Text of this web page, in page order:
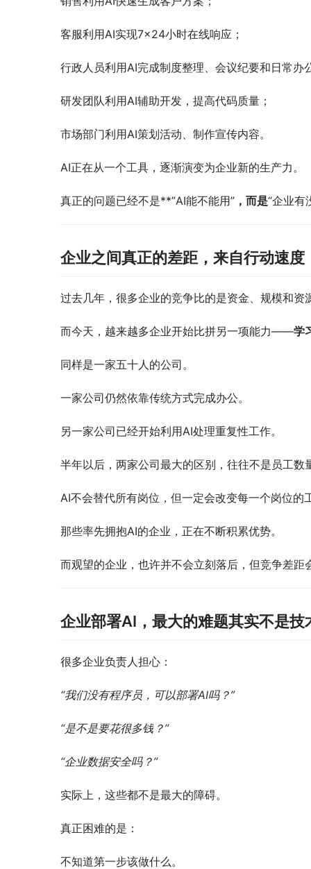
客服利用AI实现7×24小时在线响应；
行政人员利用AI完成制度整理、会议纪要和日常办
研发团队利用AI辅助开发，提高代码质量；
市场部门利用AI策划活动、制作宣传内容。
AI正在从一个工具，逐渐演变为企业新的生产力。
真正的问题已经不是**”AI能不能用” ，而是“企业有
企业之间真正的差距，来自行动速度
过去几年，很多企业的竞争比的是资金、规模和资
而今天，越来越多企业开始比拼另一项能力——学
同样是一家五十人的公司。
一家公司仍然依靠传统方式完成办公。
另一家公司已经开始利用AI处理重复性工作。
半年以后，两家公司最大的区别，往往不是员工数
AI不会替代所有岗位，但一定会改变每一个岗位的
那些率先拥抱AI的企业，正在不断积累优势。
而观望的企业，也许并不会立刻落后，但竞争差距
企业部署AI，最大的难题其实不是技
很多企业负责人担心：
“我们没有程序员，可以部署AI吗？”
“是不是要花很多钱？”
“企业数据安全吗？”
实际上，这些都不是最大的障碍。
真正困难的是：
不知道第一步该做什么。